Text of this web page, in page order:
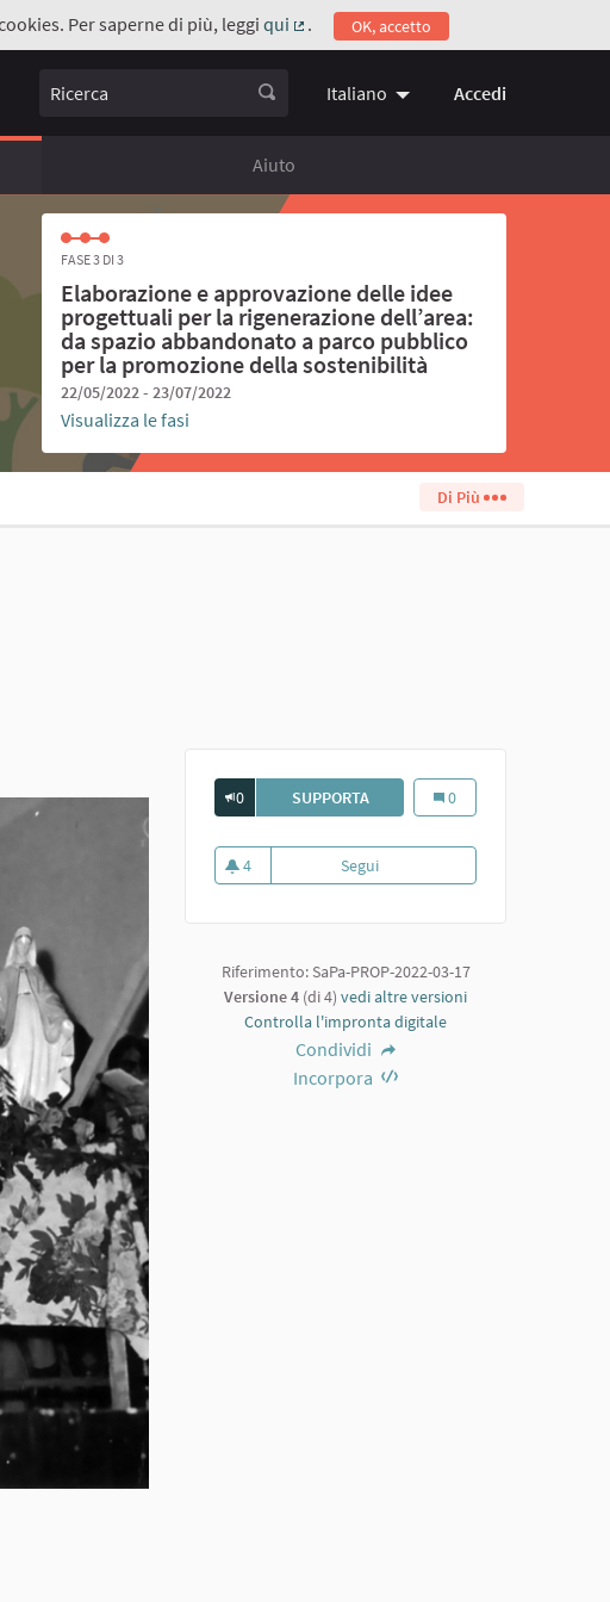
Per saperne di più, leggi qui
(Collegamento esterno)
. OK, accetto
Ricerca Italiano Choose language
Accedi
Aiuto
FASE 3 DI 3
Elaborazione e approvazione delle idee
progettuali per la rigenerazione dell’area:
da spazio abbandonato a parco pubblico
per la promozione della sostenibilità
22/05/2022 - 23/07/2022
Visualizza le fasi
Di Più
0 SUPPORTARECITA AL TOPO NERO.
Recita al Topo Nero.
0
4
4 sostenitori
Segui
Riferimento: SaPa-PROP-2022-03-17
Versione 4 (di 4) vedi altre versioni
Controlla l'impronta digitale
Condividi
Incorpora